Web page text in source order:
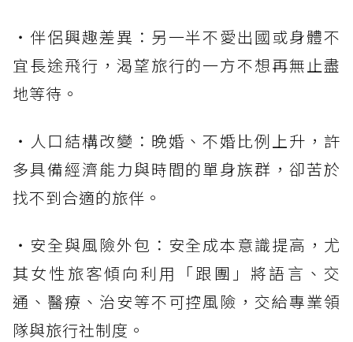
・伴侶興趣差異：另一半不愛出國或身體不
宜長途飛行，渴望旅行的一方不想再無止盡
地等待。
・人口結構改變：晚婚、不婚比例上升，許
多具備經濟能力與時間的單身族群，卻苦於
找不到合適的旅伴。
・安全與風險外包：安全成本意識提高，尤
其女性旅客傾向利用「跟團」將語言、交
通、醫療、治安等不可控風險，交給專業領
隊與旅行社制度。